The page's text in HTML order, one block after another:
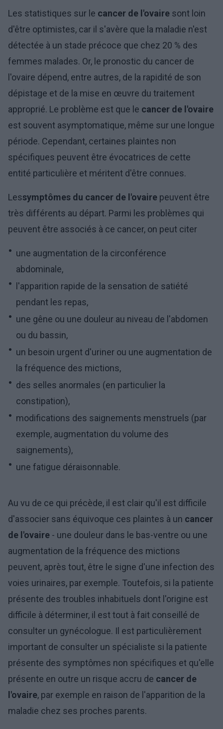
Les statistiques sur le cancer de l'ovaire sont loin
d'être optimistes, car il s'avère que la maladie n'est
détectée à un stade précoce que chez 20 % des
femmes malades. Or, le pronostic du cancer de
l'ovaire dépend, entre autres, de la rapidité de son
dépistage et de la mise en œuvre du traitement
approprié. Le problème est que le cancer de l'ovaire
est souvent asymptomatique, même sur une longue
période. Cependant, certaines plaintes non
spécifiques peuvent être évocatrices de cette
entité particulière et méritent d'être connues.
Lessymptômes du cancer de l'ovaire peuvent être
très différents au départ. Parmi les problèmes qui
peuvent être associés à ce cancer, on peut citer
une augmentation de la circonférence
abdominale,
l'apparition rapide de la sensation de satiété
pendant les repas,
une gêne ou une douleur au niveau de l'abdomen
ou du bassin,
un besoin urgent d'uriner ou une augmentation de
la fréquence des mictions,
des selles anormales (en particulier la
constipation),
modifications des saignements menstruels (par
exemple, augmentation du volume des
saignements),
une fatigue déraisonnable.
Au vu de ce qui précède, il est clair qu'il est difficile
d'associer sans équivoque ces plaintes à un cancer
de l'ovaire - une douleur dans le bas-ventre ou une
augmentation de la fréquence des mictions
peuvent, après tout, être le signe d'une infection des
voies urinaires, par exemple. Toutefois, si la patiente
présente des troubles inhabituels dont l'origine est
difficile à déterminer, il est tout à fait conseillé de
consulter un gynécologue. Il est particulièrement
important de consulter un spécialiste si la patiente
présente des symptômes non spécifiques et qu'elle
présente en outre un risque accru de cancer de
l'ovaire, par exemple en raison de l'apparition de la
maladie chez ses proches parents.